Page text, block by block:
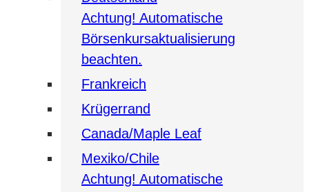
Achtung! Automatische
Börsenkursaktualisierung
beachten.
Frankreich
Krügerrand
Canada/Maple Leaf
Mexiko/Chile
Achtung! Automatische